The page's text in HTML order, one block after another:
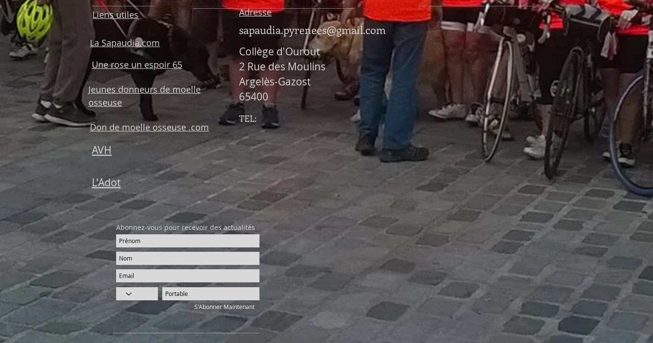
Collège d'Ourout
2 Rue des Moulins
Argelès-Gazost
65400
Abonnez-vous pour recevoir des actualités
S'Abonner Maintenant
Une rose un espoir 65
Jeunes donneurs de moelle
osseuse
La Sapaudia.com
Don de moelle osseuse .com
TEL:
AVH
L'Adot
sapaudia.pyrenees@gmail.com
Adresse
Liens utiles